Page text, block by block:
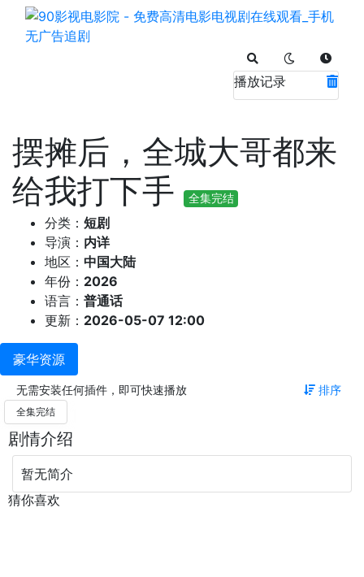
播放记录
摆摊后，全城大哥都来
给我打下手
全集完结
分类： 短剧
导演： 内详
地区： 中国大陆
年份： 2026
语言： 普通话
更新： 2026-05-07 12:00
豪华资源
无需安装任何插件，即可快速播放 排序
全集完结
剧情介绍
暂无简介
猜你喜欢